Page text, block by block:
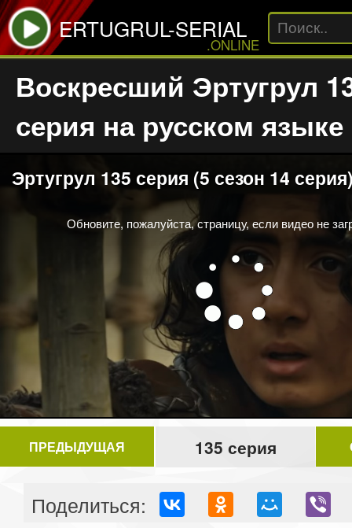
ERTUGRUL-SERIAL
.ONLINE
Воскресший Эртугрул
серия на русском языке
Эртугрул 135 серия (5 сезон 14
modal
Обновите, пожалуйста, страницу, если видео не
ПРЕДЫДУЩАЯ 135 серия
Поделиться: